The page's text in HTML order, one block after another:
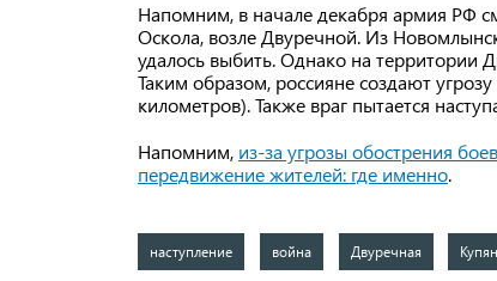
Напомним, в начале декабря армия РФ
Оскола, возле Двуречной. Из
удалось выбить. Однако на территории
Таким образом, россияне создают
километров). Также враг пытается
Напомним, из-за угрозы обострения
передвижение жителей: где именно.
наступление война Двуречная